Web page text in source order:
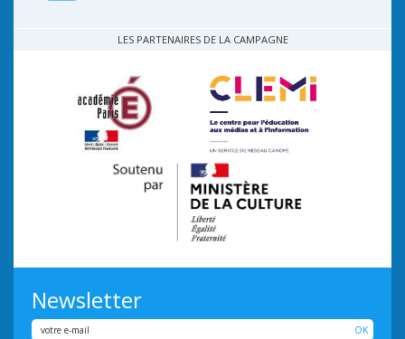
LES PARTENAIRES DE LA CAMPAGNE
Newsletter
OK